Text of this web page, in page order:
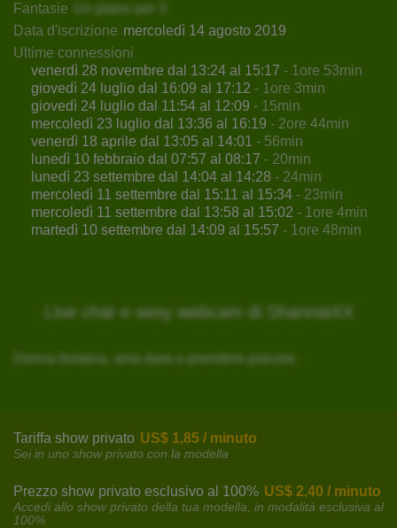
Fantasie
Un piano per 3
Data d'iscrizione mercoledì 14 agosto 2019
Ultime connessioni
venerdì 28 novembre dal 13:24 al 15:17 - 1ore 53min
giovedì 24 luglio dal 16:09 al 17:12 - 1ore 3min
giovedì 24 luglio dal 11:54 al 12:09 - 15min
mercoledì 23 luglio dal 13:36 al 16:19 - 2ore 44min
venerdì 18 aprile dal 13:05 al 14:01 - 56min
lunedì 10 febbraio dal 07:57 al 08:17 - 20min
lunedì 23 settembre dal 14:04 al 14:28 - 24min
mercoledì 11 settembre dal 15:11 al 15:34 - 23min
mercoledì 11 settembre dal 13:58 al 15:02 - 1ore 4min
martedì 10 settembre dal 14:09 al 15:57 - 1ore 48min
Live chat e sexy webcam di ShanniaXX
Donna fontana, ama dare e prendere piacere.
Tariffa show privato US$ 1,85 / minuto
Sei in uno show privato con la modella
Prezzo show privato esclusivo al 100% US$ 2,40 / minuto
Accedi allo show privato della tua modella, in modalità esclusiva al
100%